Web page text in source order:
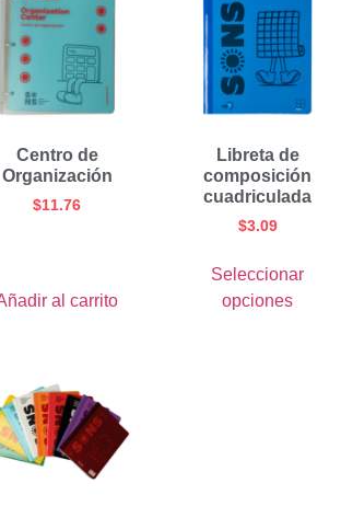
Centro de
Organización
$11.76
al carrito
Libreta de
composición
cuadriculada
$3.09
Seleccionar
opciones